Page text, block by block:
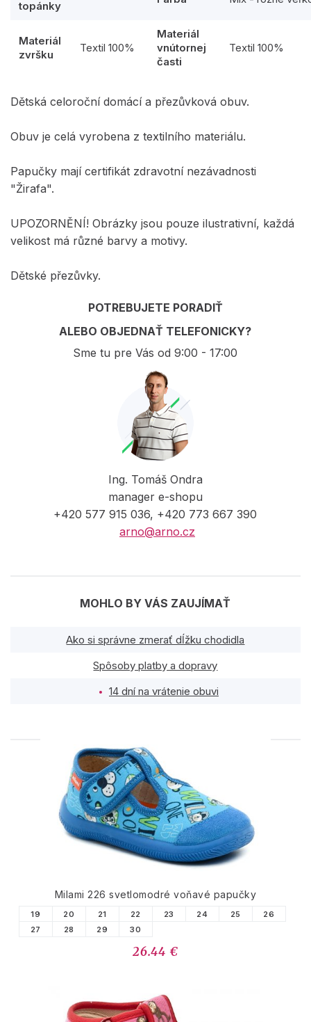
topánky
Materiál
zvršku
Textil 100%
Materiál
vnútornej
časti
Textil 100%
Dětská celoroční domácí a přezůvková obuv.
Obuv je celá vyrobena z textilního materiálu.
Papučky mají certifikát zdravotní nezávadnosti
"Žirafa".
UPOZORNĚNÍ! Obrázky jsou pouze ilustrativní, každá
velikost má různé barvy a motivy.
Dětské přezůvky.
POTREBUJETE PORADIŤ
ALEBO OBJEDNAŤ TELEFONICKY?
Sme tu pre Vás od 9:00 - 17:00
Ing. Tomáš Ondra
manager e-shopu
+420 577 915 036, +420 773 667 390
arno@arno.cz
MOHLO BY VÁS ZAUJÍMAŤ
Ako si správne zmerať dĺžku chodidla
Spôsoby platby a dopravy
14 dní na vrátenie obuvi
PODOBNÉ PRODUKTY
Milami 226 svetlomodré voňavé papučky
19 20 21 22 23 24 25
26
27
28 29 30
26.44 €